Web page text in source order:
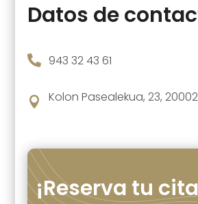
Datos de
 943 32 43 61
 Kolon Pasealekua, 23,
¡Reserva tu